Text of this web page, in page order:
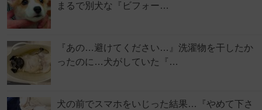
まるで別犬な『ビフォー…
『あの…避けてください…』洗濯物を干したか
ったのに…犬がしていた『…
犬の前でスマホをいじった結果…『やめて下さ